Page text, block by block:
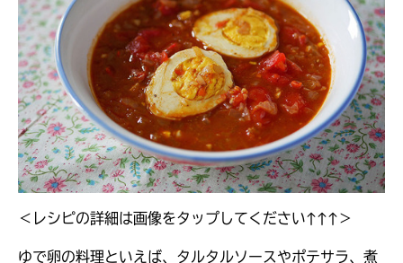
＜レシピの詳細は画像をタップしてください↑↑↑＞
ゆで卵の料理といえば、タルタルソースやポテサラ、煮